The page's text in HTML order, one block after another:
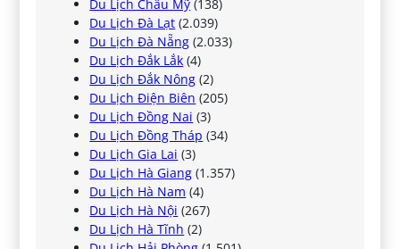
Du Lịch Châu Mỹ (138)
Du Lịch Đà Lạt (2.039)
Du Lịch Đà Nẵng (2.033)
Du Lịch Đắk Lắk (4)
Du Lịch Đắk Nông (2)
Du Lịch Điện Biên (205)
Du Lịch Đồng Nai (3)
Du Lịch Đồng Tháp (34)
Du Lịch Gia Lai (3)
Du Lịch Hà Giang (1.357)
Du Lịch Hà Nam (4)
Du Lịch Hà Nội (267)
Du Lịch Hà Tĩnh (2)